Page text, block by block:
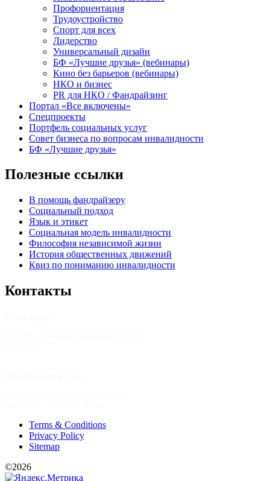
Профориентация
Трудоустройство
Спорт для всех
Лидерство
Универсальный дизайн
БФ «Лучшие друзья» (вебинары)
Кино без барьеров (вебинары)
НКО и бизнес
PR для НКО / Фандрайзинг
Портал «Все включены»
Спецпроекты
Портфель социальных услуг
Совет бизнеса по вопросам инвалидности
БФ «Лучшие друзья»
Полезные ссылки
В помощь фандрайзеру
Социальный подход
Язык и этикет
Социальная модель инвалидности
Философия независимой жизни
История общественных движений
Квиз по пониманию инвалидности
Контакты
Terms & Conditions
Privacy Policy
Sitemap
©2026